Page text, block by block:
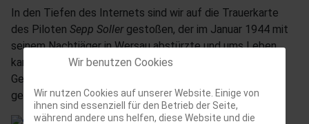
In den Tiefen des Internets sind wir auf die Trauerkarte
des Piloten Sepp Sollergestoßen, der im Januar 1944 mit
seinem Nachtjäger in Wersau abstürzte und ums Leben
kam. Nach über 80 Jahren bekommt er somit für uns ein
Gesicht. Möge er, und sein beim Absturz ebenfalls
gefallener BordschützeWilli Griffel,in Frieden ruhen.
Wir benutzen Cookies
Wir nutzen Cookies auf unserer Website. Einige von
ihnen sind essenziell für den Betrieb der Seite,
während andere uns helfen, diese Website und die